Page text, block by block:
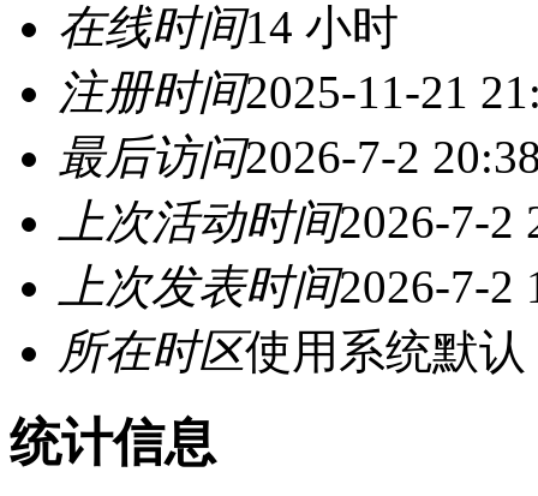
在线时间14 小时
注册时间2025-11-21
最后访问2026-7-2
上次活动时间2026-7-2
上次发表时间2026-7-2
所在时区使用系统默认
统计信息